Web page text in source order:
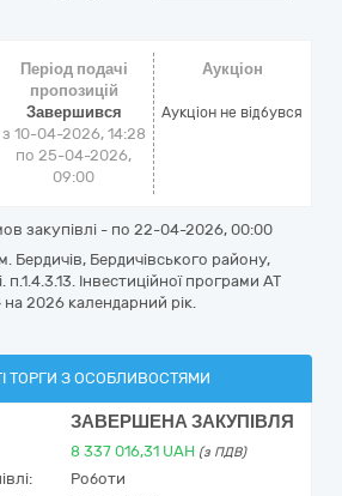
Період подачі
пропозицій
Завершився
з 10-04-2026, 14:28
по 25-04-2026,
09:00
Аукціон
Аукціон не відбувся
закупівлі - по 22-04-2026, 00:00
Бердичів, Бердичівського району,
Інвестиційної програми АТ
2026 календарний рік.
ТОРГИ З ОСОБЛИВОСТЯМИ
ЗАВЕРШЕНА ЗАКУПІВЛЯ
8 337 016,31 UAH (з ПДВ)
Роботи